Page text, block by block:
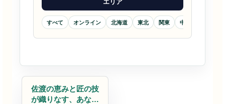
エリア
すべて オンライン 北海道 東北 関東 中部
佐渡の恵みと匠の技
が織りなす、あなた